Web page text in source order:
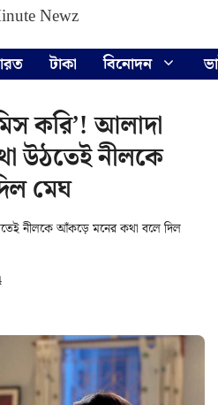
টাকা বিনোদন
করি’! আলাদা
উঠতেই নীলকে
মেঘ
নীলকে আঁকড়ে মনের কথা বলে দিল